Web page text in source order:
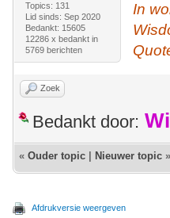
Topics: 131
Lid sinds: Sep 2020
Bedankt: 15605
12286 x bedankt in
5769 berichten
In
Zoek
Bedankt door:
« Ouder topic Nieuwer topic »
Afdrukversie weergeven